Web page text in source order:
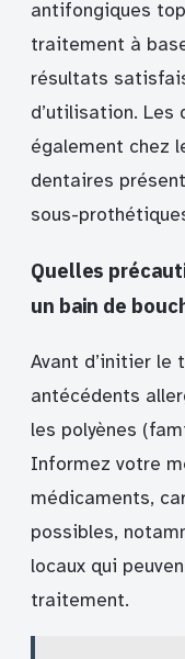
antifongiques
traitement à
résultats
d’utilisation.
également chez
dentaires
sous-
Quelles
un bain de
Avant d’initier le
antécédents
les polyènes
Informez votre
médicaments,
possibles,
locaux qui
traitement.